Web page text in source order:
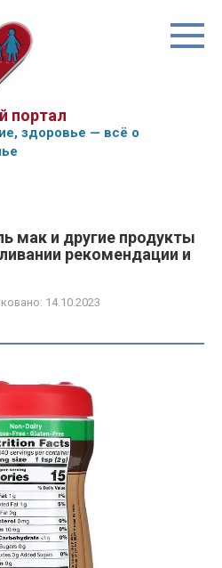
портал
здоровье — всё о
мак и другие продукты
рекомендации и
14.10.2023